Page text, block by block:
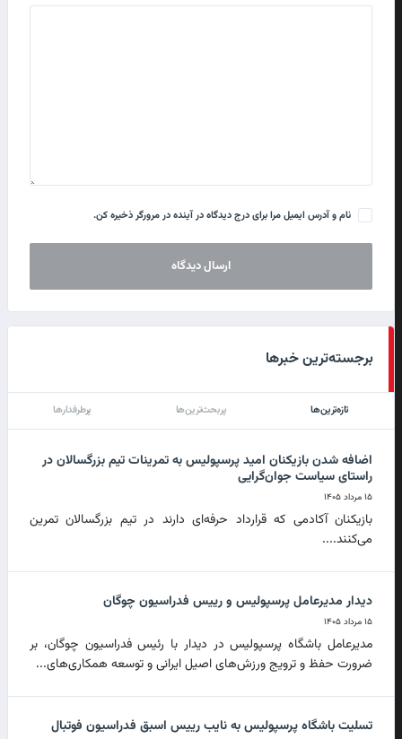
نام و آدرس ایمیل مرا برای درج دیدگاه در آینده در مرورگر ذخیره کن.
برجسته‌ترین خبرها
تازه‌ترین‌ها پربحث‌ترین‌ها پرطرفدارها
اضافه شدن بازیکنان امید پرسپولیس به تمرینات تیم بزرگسالان در
راستای سیاست جوان‌گرایی
۱۵ مرداد ۱۴۰۵
بازیکنان آکادمی که قرارداد حرفه‌ای دارند در تیم بزرگسالان تمرین
می‌کنند....
دیدار مدیرعامل پرسپولیس و رییس فدراسیون چوگان
۱۵ مرداد ۱۴۰۵
مدیرعامل باشگاه پرسپولیس در دیدار با رئیس فدراسیون چوگان، بر
ضرورت حفظ و ترویج ورزش‌های اصیل ایرانی و توسعه همکاری‌های...
تسلیت باشگاه پرسپولیس به نایب رییس اسبق فدراسیون فوتبال